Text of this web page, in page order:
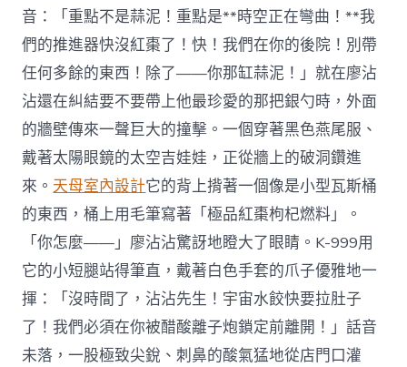
音：「重點不是蒜泥！重點是**時空正在彎曲！**我
們的推進器快沒紅棗了！快！我們在你的後院！別帶
任何多餘的東西！除了——你那缸蒜泥！」就在廖沾
沾還在糾結要不要帶上他最珍愛的那把銀勺時，外面
的牆壁傳來一聲巨大的撞擊。一個穿著黑色燕尾服、
戴著太陽眼鏡的太空吉娃娃，正從牆上的破洞鑽進
來。 天母室內設計它的背上揹著一個像是小型瓦斯桶
的東西，桶上用毛筆寫著「極品紅棗枸杞燃料」。
「你怎麼——」廖沾沾驚訝地瞪大了眼睛。K-999用
它的小短腿站得筆直，戴著白色手套的爪子優雅地一
揮：「沒時間了，沾沾先生！宇宙水餃快要拉肚子
了！我們必須在你被醋酸離子炮鎖定前離開！」話音
未落，一股極致尖銳、刺鼻的酸氣猛地從店門口灌